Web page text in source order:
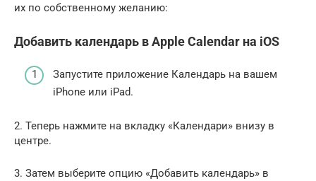
их по собственному желанию:
Добавить календарь в Apple Calendar на iOS
Запустите приложение Календарь на вашем
iPhone или iPad.
2. Теперь нажмите на вкладку «Календари» внизу в
центре.
3. Затем выберите опцию «Добавить календарь» в